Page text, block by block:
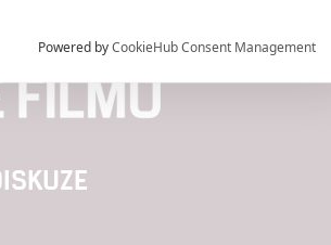

a měření reklamy
Powered byCookieHub Consent Management